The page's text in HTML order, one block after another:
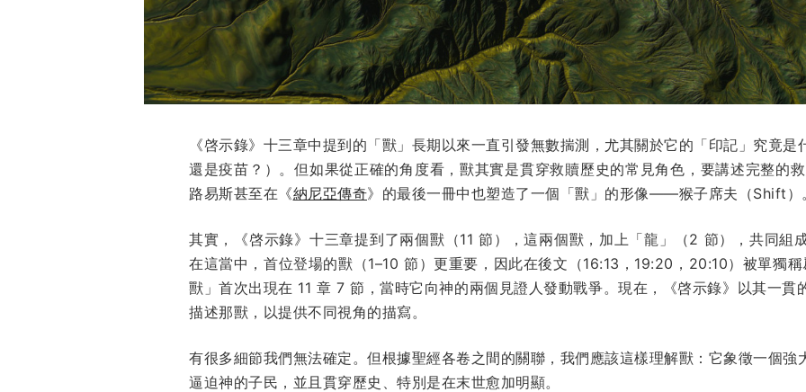
《啓示錄》十三章中提到的「獸」長期以來一直引發無數揣測，尤其關於它的「印記」究竟是
還是疫苗？）。但如果從正確的角度看，獸其實是貫穿救贖歷史的常見角色，要講述完整的
路易斯甚至在《納尼亞傳奇》的最後一冊中也塑造了一個「獸」的形像——猴子席夫（Shift）
其實，《啓示錄》十三章提到了兩個獸（11 節），這兩個獸，加上「龍」（2 節），共同組
在這當中，首位登場的獸（1–10 節）更重要，因此在後文（16:13，19:20，20:10）被單獨
獸」首次出現在 11 章 7 節，當時它向神的兩個見證人發動戰爭。現在，《啓示錄》以其一貫
描述那獸，以提供不同視角的描寫。
有很多細節我們無法確定。但根據聖經各卷之間的關聯，我們應該這樣理解獸：它象徵一個強
逼迫神的子民，並且貫穿歷史、特別是在末世愈加明顯。